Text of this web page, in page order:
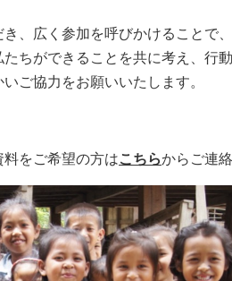
、広く参加を呼びかけることで
ちができることを共に考え、行
ご協力をお願いいたします。
をご希望の方はこちらからご連